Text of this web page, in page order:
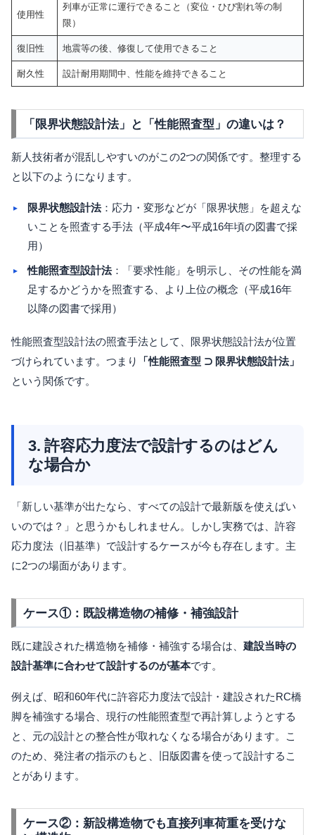
使用性
列車が正常に運行できること（変位・ひび割れ等の制
限）
復旧性 地震等の後、修復して使用できること
耐久性 設計耐用期間中、性能を維持できること
「限界状態設計法」と「性能照査型」の違いは？
新人技術者が混乱しやすいのがこの2つの関係です。整理する
と以下のようになります。
限界状態設計法：応力・変形などが「限界状態」を超えな
いことを照査する手法（平成4年〜平成16年頃の図書で採
用）
性能照査型設計法：「要求性能」を明示し、その性能を満
足するかどうかを照査する、より上位の概念（平成16年
以降の図書で採用）
性能照査型設計法の照査手法として、限界状態設計法が位置
づけられています。つまり
「性能照査型 ⊃ 限界状態設計法」
という関係です。
3. 許容応力度法で設計するのはどん
な場合か
「新しい基準が出たなら、すべての設計で最新版を使えばい
いのでは？」と思うかもしれません。しかし実務では、許容
応力度法（旧基準）で設計するケースが今も存在します。主
に2つの場面があります。
ケース①：既設構造物の補修・補強設計
既に建設された構造物を補修・補強する場合は、 建設当時の
設計基準に合わせて設計するのが基本です。
例えば、昭和60年代に許容応力度法で設計・建設されたRC橋
脚を補強する場合、現行の性能照査型で再計算しようとする
と、元の設計との整合性が取れなくなる場合があります。こ
のため、発注者の指示のもと、旧版図書を使って設計するこ
とがあります。
ケース②：新設構造物でも直接列車荷重を受けな